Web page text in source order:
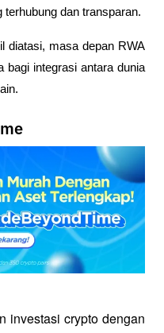
dan transparan.
diatasi, masa depan RWA
bagi integrasi antara dunia
investasi crypto dengan